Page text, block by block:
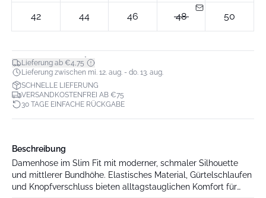
42 44 46 48 50
Lieferung ab €4,75*
Lieferung zwischen mi. 12. aug. - do. 13. aug.
SCHNELLE LIEFERUNG
VERSANDKOSTENFREI AB €75
30 TAGE EINFACHE RÜCKGABE
Beschreibung
Damenhose im Slim Fit mit moderner, schmaler Silhouette
und mittlerer Bundhöhe. Elastisches Material, Gürtelschlaufen
und Knopfverschluss bieten alltagstauglichen Komfort für